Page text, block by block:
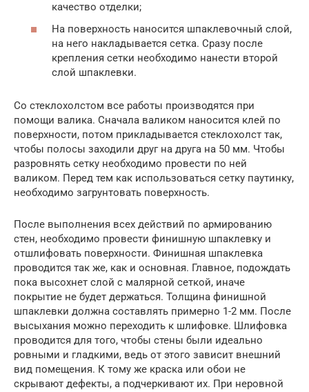
качество отделки;
На поверхность наносится шпаклевочный слой,
на него накладывается сетка. Сразу после
крепления сетки необходимо нанести второй
слой шпаклевки.
Со стеклохолстом все работы производятся при
помощи валика. Сначала валиком наносится клей по
поверхности, потом прикладывается стеклохолст так,
чтобы полосы заходили друг на друга на 50 мм. Чтобы
разровнять сетку необходимо провести по ней
валиком. Перед тем как использоваться сетку паутинку,
необходимо загрунтовать поверхность.
После выполнения всех действий по армированию
стен, необходимо провести финишную шпаклевку и
отшлифовать поверхности. Финишная шпаклевка
проводится так же, как и основная. Главное, подождать
пока высохнет слой с малярной сеткой, иначе
покрытие не будет держаться. Толщина финишной
шпаклевки должна составлять примерно 1-2 мм. После
высыхания можно переходить к шлифовке. Шлифовка
проводится для того, чтобы стены были идеально
ровными и гладкими, ведь от этого зависит внешний
вид помещения. К тому же краска или обои не
скрывают дефекты, а подчеркивают их. При неровной